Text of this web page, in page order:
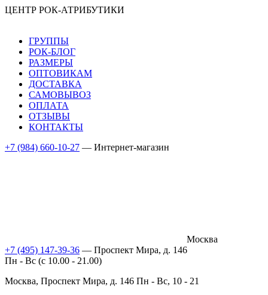
ЦЕНТР РОК-АТРИБУТИКИ
ГРУППЫ
РОК-БЛОГ
РАЗМЕРЫ
ОПТОВИКАМ
ДОСТАВКА
САМОВЫВОЗ
ОПЛАТА
ОТЗЫВЫ
КОНТАКТЫ
+7 (984) 660-10-27 — Интернет-магазин
Москва
+7 (495) 147-39-36 — Проспект Мира, д. 146
Пн - Вс (c 10.00 - 21.00)
Москва, Проспект Мира, д. 146 Пн - Вс, 10 - 21